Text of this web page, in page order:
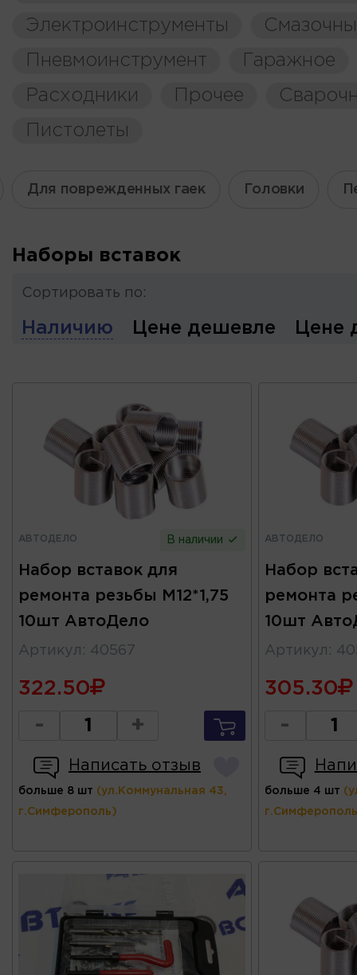
Электроинструменты
Пневмоинструмент
Гаражное
Расходники
Прочее
Пистолеты
Для поврежденных гаек Головки
Наборы вставок
Сортировать по:
Наличию Цене дешевле Цене
АВТОДЕЛО В наличии
Набор вставок для
ремонта резьбы М12*1,75
10шт АвтоДело
Артикул : 40567
322.50
- +
Написать отзыв
больше 8 шт (ул.Коммунальная 43,
г.Симферополь)
АВТОДЕЛО
Набор
ремонта
10шт
Артикул :
305.30
-
больше 4 шт